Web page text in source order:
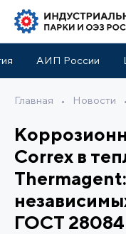
АИП России
Главная • Новости •
Correx в
ГОСТ 28084